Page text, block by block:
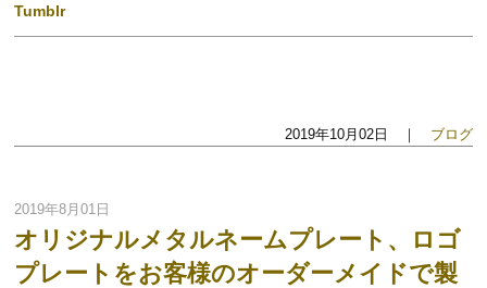
Tumblr
2019年10月02日 ｜ ブログ
2019年8月01日
オリジナルメタルネームプレート、ロゴ
プレートをお客様のオーダーメイドで製